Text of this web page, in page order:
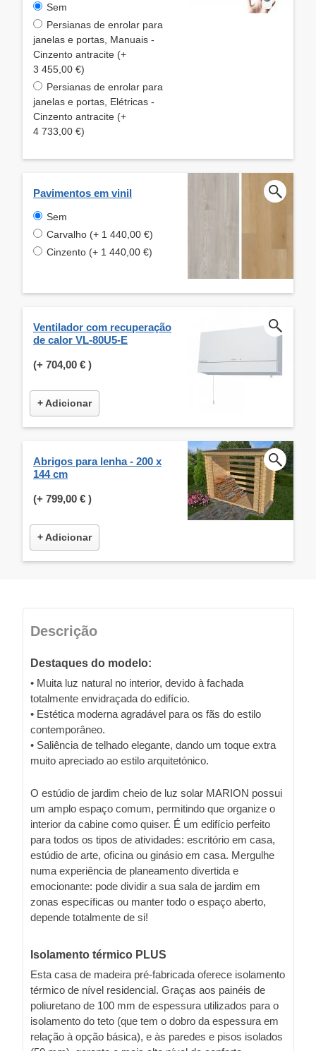
Sem
Persianas de enrolar para
janelas e portas, Manuais -
Cinzento antracite (+
3 455,00 €)
Persianas de enrolar para
janelas e portas, Elétricas -
Cinzento antracite (+
4 733,00 €)
Pavimentos em vinil
Sem
Carvalho (+ 1 440,00 €)
Cinzento (+ 1 440,00 €)
Ventilador com recuperação
de calor VL-80U5-E
(+ 704,00 € )
+ Adicionar
Abrigos para lenha - 200 x
144 cm
(+ 799,00 € )
+ Adicionar
Descrição
Destaques do modelo:
• Muita luz natural no interior, devido à fachada
totalmente envidraçada do edifício.
• Estética moderna agradável para os fãs do estilo
contemporâneo.
• Saliência de telhado elegante, dando um toque extra
muito apreciado ao estilo arquitetónico.
O estúdio de jardim cheio de luz solar MARION possui
um amplo espaço comum, permitindo que organize o
interior da cabine como quiser. É um edifício perfeito
para todos os tipos de atividades: escritório em casa,
estúdio de arte, oficina ou ginásio em casa. Mergulhe
numa experiência de planeamento divertida e
emocionante: pode dividir a sua sala de jardim em
zonas específicas ou manter todo o espaço aberto,
depende totalmente de si!
Isolamento térmico PLUS
Esta casa de madeira pré-fabricada oferece isolamento
térmico de nível residencial. Graças aos painéis de
poliuretano de 100 mm de espessura utilizados para o
isolamento do teto (que tem o dobro da espessura em
relação à opção básica), e às paredes e pisos isolados